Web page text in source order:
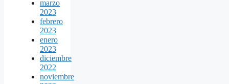
marzo
2023
febrero
2023
enero
2023
diciembre
2022
noviembre